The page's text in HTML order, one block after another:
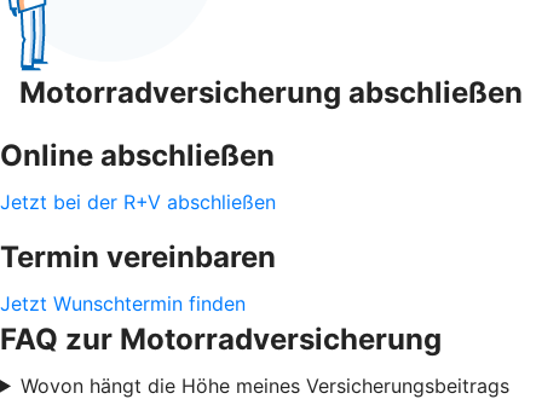
Motorradversicherung abschließen
Online abschließen
Jetzt bei der R+V abschließen
Termin vereinbaren
Jetzt Wunschtermin finden
FAQ zur Motorradversicherung
Wovon hängt die Höhe meines Versicherungsbeitrags